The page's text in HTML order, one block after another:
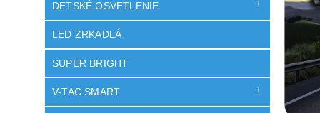
DETSKÉ OSVETLENIE
LED ZRKADLÁ
SUPER BRIGHT
V-TAC SMART